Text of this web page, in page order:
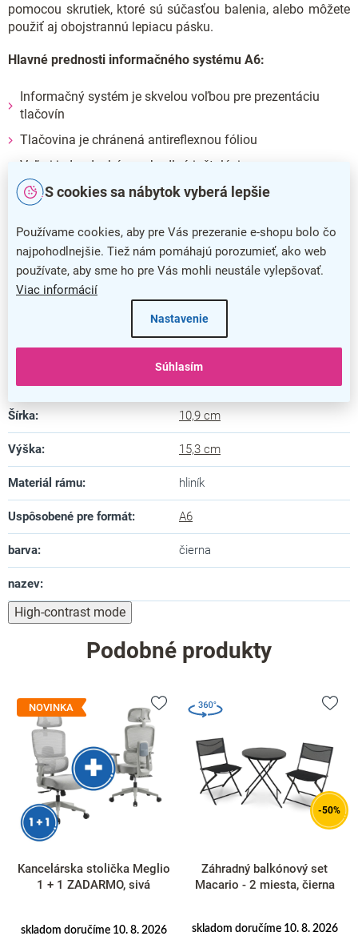
S cookies sa nábytok vyberá lepšie
Používame cookies, aby pre Vás prezeranie e-shopu bolo čo
najpohodlnejšie. Tiež nám pomáhajú porozumieť, ako web
používate, aby sme ho pre Vás mohli neustále vylepšovať.
Viac informácií
Nastavenie
Súhlasím
pomocou skrutiek, ktoré sú súčasťou balenia, alebo môžete
použiť aj obojstrannú lepiacu pásku.
Hlavné prednosti informačného systému A6:
Informačný systém je skvelou voľbou pre prezentáciu
tlačovín
Tlačovina je chránená antireflexnou fóliou
Veľmi jednoduchá a pohodlná inštalácia
Zavesenie pomocou skrutiek alebo obojstrannej lepiacej
pásky
Dodatočné parametre
Kategória Klasické klaprámy
čierna
Záruka: 5 rokov
Dĺžka
Šírka: 10,9 cm
Výška: 15,3 cm
Materiál rámu: hliník
Uspôsobené pre formát: A6
barva: čierna
nazev:
High-contrast mode
Podobné produkty
NOVINKA
Kancelárska stolička Meglio
1 + 1 ZADARMO, sivá
skladom doručíme 10. 8. 2026
-50%
Záhradný balkónový set
Macario - 2 miesta, čierna
skladom doručíme 10. 8. 2026